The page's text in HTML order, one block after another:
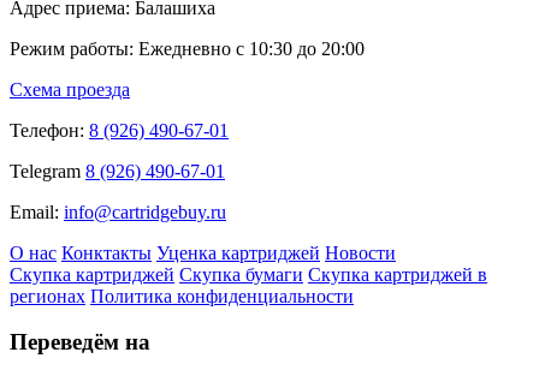
Адрес приема: Балашиха
Режим работы: Ежедневно с 10:30 до 20:00
Схема проезда
Телефон: 8 (926) 490-67-01
Telegram 8 (926) 490-67-01
Email: info@cartridgebuy.ru
О нас Конктакты Уценка картриджей Новости
Скупка картриджей Скупка бумаги Скупка картриджей в
регионах Политика конфиденциальности
Переведём на